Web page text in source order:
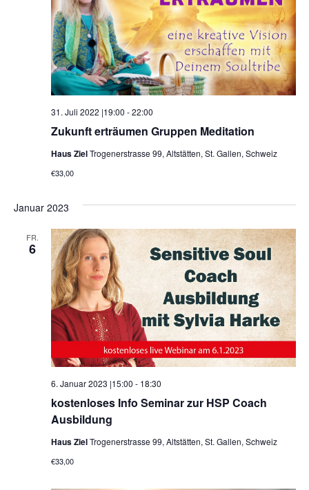
Zukunft erträumen Gruppen Meditation
31. Juli 2022 |19:00 -22:00
Haus ZielTrogenerstrasse 99, Altstätten, St. Gallen, Schweiz
€33,00
Januar 2023
FR.
6
kostenloses Info Seminar zur HSP Coach
Ausbildung
6. Januar 2023 |15:00 - 18:30
Haus ZielTrogenerstrasse 99, Altstätten, St. Gallen, Schweiz
€33,00